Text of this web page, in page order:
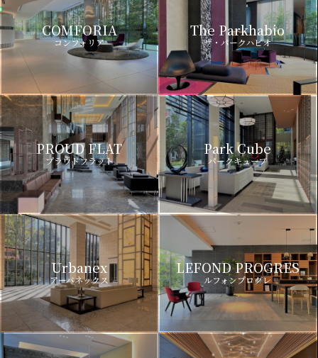
COMFORIA
コンフォリア
The Parkhabio
ザ・パークハビオ
PROUD FLAT
プラウドフラット
Park Cube
パークキューブ
Urbanex
アーバネックス
LEFOND PROGRES
ルフォンプログレ